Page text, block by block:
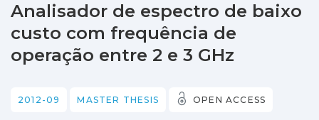
Statistics
Analisador de espectro de baixo
custo com frequência de
operação entre 2 e 3 GHz
2012-09 MASTER THESIS OPEN ACCESS